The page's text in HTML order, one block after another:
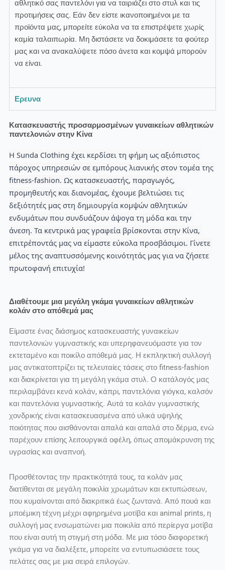
αθλητικό σας παντελόνι για να ταιριάζει στο στυλ και τις
προτιμήσεις σας. Εάν δεν είστε ικανοποιημένοι με τα
προϊόντα μας, μπορείτε εύκολα να τα επιστρέψετε χωρίς
καμία ταλαιπωρία. Μη διστάσετε να δοκιμάσετε τα φούτερ
μας και να ανακαλύψετε πόσο άνετα και κομψά μπορούν
να είναι.
Ερευνα
Κατασκευαστής προσαρμοσμένων γυναικείων αθλητικών
παντελονιών στην Κίνα
Η Sunda Clothing έχει κερδίσει τη φήμη ως αξιόπιστος
πάροχος υπηρεσιών σε εμπόρους λιανικής στον τομέα της
fitness-fashion. Ως κατασκευαστής, παραγωγός,
προμηθευτής και διανομέας, έχουμε βελτιώσει τις
δεξιότητές μας στη δημιουργία κομψών αθλητικών
ενδυμάτων που συνδυάζουν άψογα τη μόδα και την
άνεση. Τα κεντρικά μας γραφεία βρίσκονται στην Κίνα,
επιτρέποντάς μας να είμαστε εύκολα προσβάσιμοι. Γίνετε
μέλος της αναπτυσσόμενης κοινότητάς μας για να ζήσετε
πρωτοφανή επιτυχία!
Διαθέτουμε μια μεγάλη γκάμα γυναικείων αθλητικών
κολάν στο απόθεμά μας
Είμαστε ένας διάσημος κατασκευαστής γυναικείων
παντελονιών γυμναστικής και υπερηφανευόμαστε για τον
εκτεταμένο και ποικίλο απόθεμά μας. Η εκπληκτική συλλογή
μας αντικατοπτρίζει τις τελευταίες τάσεις στο fitness-fashion
και διακρίνεται για τη μεγάλη γκάμα στυλ. Ο κατάλογός μας
περιλαμβάνει κενά κολάν, κάπρι, παντελόνια γιόγκα, καλσόν
και παντελόνια γυμναστικής. Αυτά τα κολάν γυμναστικής
χονδρικής είναι κατασκευασμένα από υλικά υψηλής
ποιότητας που αισθάνονται απαλά και απαλά στο δέρμα, ενώ
παρέχουν επίσης λειτουργικά οφέλη, όπως απομάκρυνση της
υγρασίας και αναπνοή.
Προσθέτοντας την πρακτικότητά τους, τα κολάν μας
διατίθενται σε μεγάλη ποικιλία χρωμάτων και εκτυπώσεων,
που κυμαίνονται από διακριτικά έως ζωντανά. Από πουά και
μποέμικη τέχνη μέχρι αφηρημένα μοτίβα και animal prints, η
συλλογή μας ενσωματώνει μια ποικιλία από περίεργα μοτίβα
που είναι αυτή τη στιγμή στη μόδα. Με μια τόσο διαφορετική
γκάμα για να διαλέξετε, μπορείτε να εντυπωσιάσετε τους
πελάτες σας με μια σειρά επιλογών.